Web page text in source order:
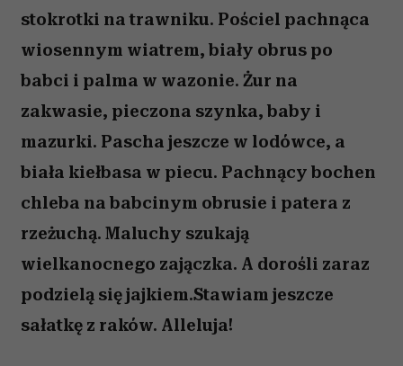
stokrotki na trawniku. Pościel pachnąca
wiosennym wiatrem, biały obrus po
babci i palma w wazonie. Żur na
zakwasie, pieczona szynka, baby i
mazurki. Pascha jeszcze w lodówce, a
biała kiełbasa w piecu. Pachnący bochen
chleba na babcinym obrusie i patera z
rzeżuchą. Maluchy szukają
wielkanocnego zajączka. A dorośli zaraz
podzielą się jajkiem.Stawiam jeszcze
sałatkę z raków. Alleluja!